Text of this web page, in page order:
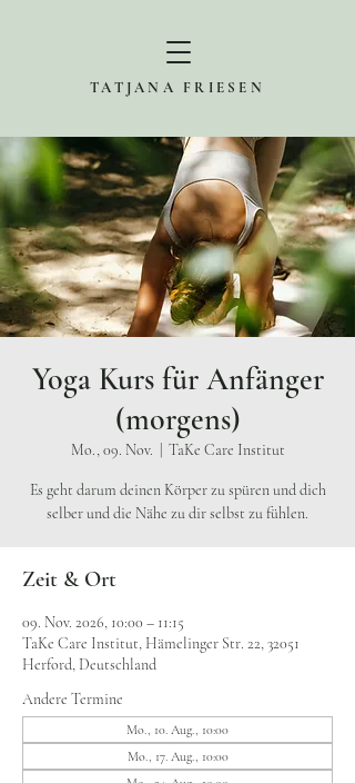
TATJANA FRIESEN
Yoga Kurs für Anfänger
(morgens)
Mo., 09. Nov. TaKe Care Institut
Es geht darum deinen Körper zu spüren und dich
selber und die Nähe zu dir selbst zu fühlen.
Zeit & Ort
09. Nov. 2026, 10:00 – 11:15
TaKe Care Institut, Hämelinger Str. 22, 32051
Herford, Deutschland
Andere Termine
Mo., 10. Aug., 10:00
Mo., 17. Aug., 10:00